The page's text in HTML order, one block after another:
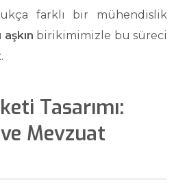
farklı bir mühendislik
aşkın birikimimizle bu süreci
Tasarımı:
Mevzuat